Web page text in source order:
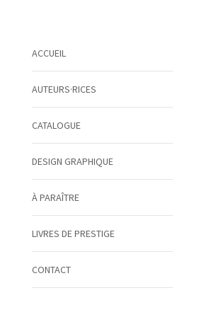
ACCUEIL
AUTEURS·RICES
CATALOGUE
DESIGN GRAPHIQUE
À PARAÎTRE
LIVRES DE PRESTIGE
CONTACT